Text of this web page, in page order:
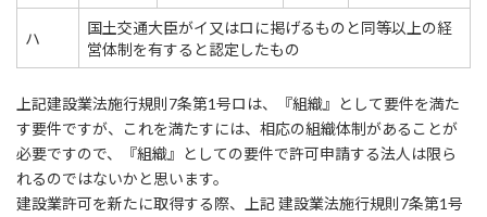
ハ
国土交通大臣がイ又はロに掲げるものと同等以上の経
営体制を有すると認定したもの
上記建設業法施行規則7条第1号ロは、『組織』として要件を満た
す要件ですが、これを満たすには、相応の組織体制があることが
必要ですので、『組織』としての要件で許可申請する法人は限ら
れるのではないかと思います。
建設業許可を新たに取得する際、上記 建設業法施行規則7条第1号